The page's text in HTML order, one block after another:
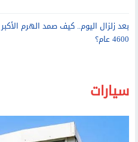
بعد زلزال اليوم.. كيف صمد الهرم الأكبر
4600 عام؟
سيارات